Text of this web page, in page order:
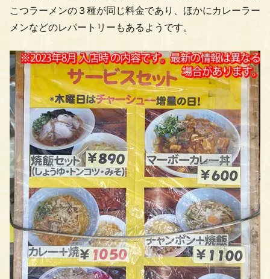
こつラーメンの３種が同じ料金であり、ほかにカレーラー
メンなどのレパートリーもあるようです。